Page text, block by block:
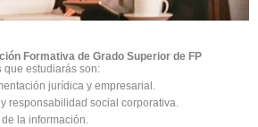
Formativa de Grado Superior de FP
que estudiarás son:
jurídica y empresarial.
responsabilidad social corporativa.
la información.